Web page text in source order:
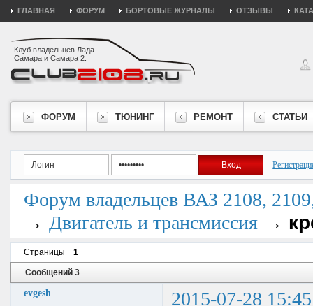
ГЛАВНАЯ ФОРУМ БОРТОВЫЕ ЖУРНАЛЫ ОТЗЫВЫ
Клуб владельцев Лада
Самара и Самара 2.
ФОРУМ ТЮНИНГ РЕМОНТ СТАТЬИ
Форум владельцев ВАЗ 2108,
→ Двигатель и трансмиссия →
Страницы 1
Сообщений 3
evgesh 2015-07-28